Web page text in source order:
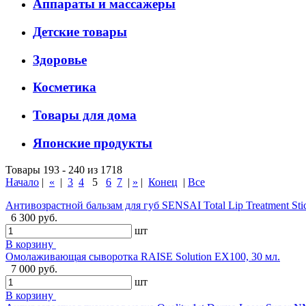
Аппараты и массажеры
Детские товары
Здоровье
Косметика
Товары для дома
Японские продукты
Товары 193 - 240 из 1718
Начало | « | 3 4 5 6 7 | » | Конец | Все
Антивозрастной бальзам для губ SENSAI Total Lip Treatment
6 300 руб.
шт
В корзину
Омолаживающая сыворотка RAISE Solution EX100, 30 мл.
7 000 руб.
шт
В корзину